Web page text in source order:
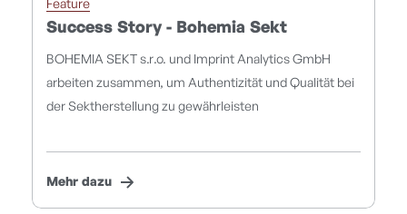
Feature
Success Story - Bohemia Sekt
BOHEMIA SEKT s.r.o. und Imprint Analytics GmbH
arbeiten zusammen, um Authentizität und Qualität bei
der Sektherstellung zu gewährleisten
Mehr dazu